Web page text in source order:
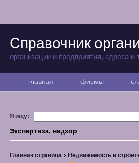
Справочник
организации и предприятия, адреса
главная фирмы
Я ищу:
Экспертиза, надзор
Главная страница Недвижимость и